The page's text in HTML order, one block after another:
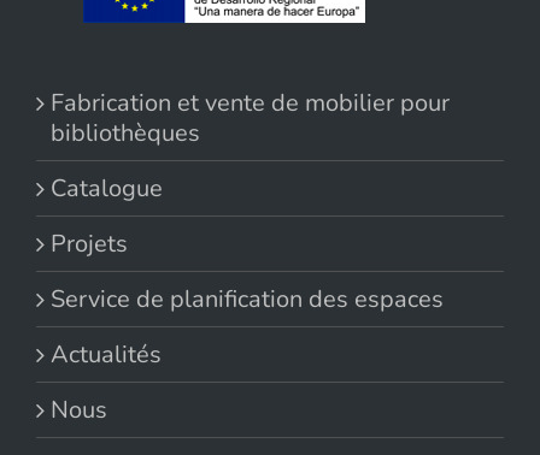
Fabrication et vente de mobilier pour
bibliothèques
Catalogue
Projets
Service de planification des espaces
Actualités
Nous